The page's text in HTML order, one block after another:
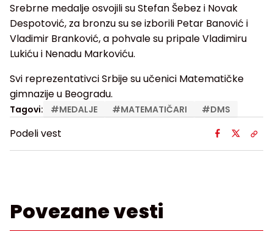
Srebrne medalje osvojili su Stefan Šebez i Novak
Despotović, za bronzu su se izborili Petar Banović i
Vladimir Branković, a pohvale su pripale Vladimiru
Lukiću i Nenadu Markoviću.
Svi reprezentativci Srbije su učenici Matematičke
gimnazije u Beogradu.
Tagovi: #MEDALJE #MATEMATIČARI #DMS
Podeli vest
Povezane vesti